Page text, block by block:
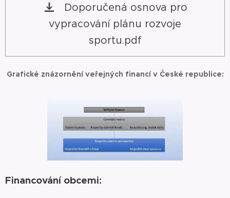
Doporučená osnova pro
vypracování plánu rozvoje
sportu.pdf
Grafické znázornění veřejných financí v České republice:
Financování obcemi: